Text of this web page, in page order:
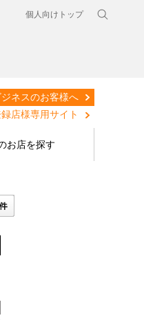
個人向けトップ
ジネスのお客様へ
店様専用サイト
お店を探す